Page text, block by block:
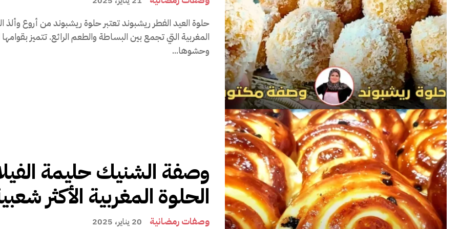
حلوة العيد الفطر ريشبوند تعتبر حلوة ريشبوند من أروع
المغربية التي تجمع بين البساطة والطعم الرائع. تتميز بقوامها
وحشوها...
وصفة الشنيك حليمة
الحلوة المغربية الأكثر
وصفات رمضانية 20 يناير، 2025